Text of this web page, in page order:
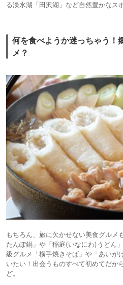
る淡水湖「田沢湖」など自然豊かなス
何を食べようか迷っちゃう！
メ？
もちろん、旅に欠かせない美食グルメ
たんぽ鍋」や「稲庭(いなにわ)うどん
級グルメ「横手焼きそば」や「あいが
いたい！出会うものすべて初めてだか
ど。